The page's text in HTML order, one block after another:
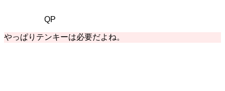
QP
やっぱりテンキーは必要だよね。